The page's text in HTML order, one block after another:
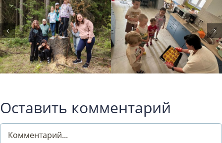
Оставить комментарий
Comment